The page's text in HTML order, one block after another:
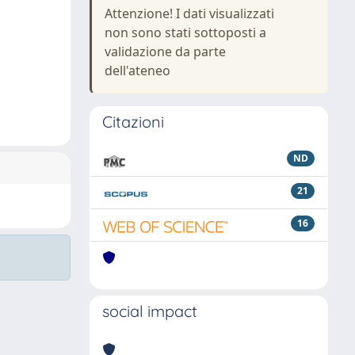
Attenzione! I dati visualizzati
non sono stati sottoposti a
validazione da parte
dell'ateneo
Citazioni
ND
21
16
social impact